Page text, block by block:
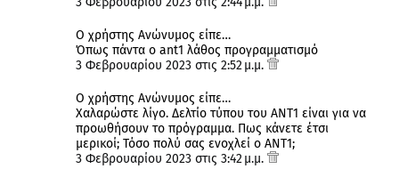
Ο χρήστης Ανώνυμος είπε…
Όπως πάντα ο ant1 λάθος προγραμματισμό
3 Φεβρουαρίου 2023 στις 2:52 μ.μ.
Ο χρήστης Ανώνυμος είπε…
Χαλαρώστε λίγο. Δελτίο τύπου του ΑΝΤ1 είναι για να
προωθήσουν το πρόγραμμα. Πως κάνετε έτσι
μερικοί; Τόσο πολύ σας ενοχλεί ο ΑΝΤ1;
3 Φεβρουαρίου 2023 στις 3:42 μ.μ.